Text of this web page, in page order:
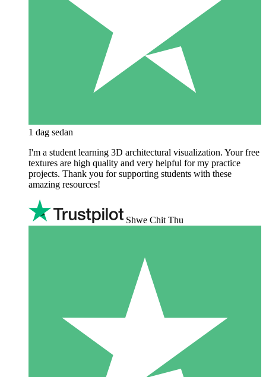
1 dag sedan
I'm a student learning 3D architectural visualization. Your free
textures are high quality and very helpful for my practice
projects. Thank you for supporting students with these
amazing resources!
Shwe Chit Thu